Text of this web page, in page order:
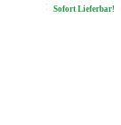
In Kürze lieferbar!
Sofort Lieferbar!
Sofort Lieferbar!
Sofort Lieferbar!